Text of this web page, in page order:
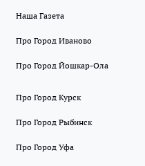
Наша Газета
Про Город Иваново
Про Город Йошкар-Ола
Про Город Курск
Про Город Рыбинск
Про Город Уфа